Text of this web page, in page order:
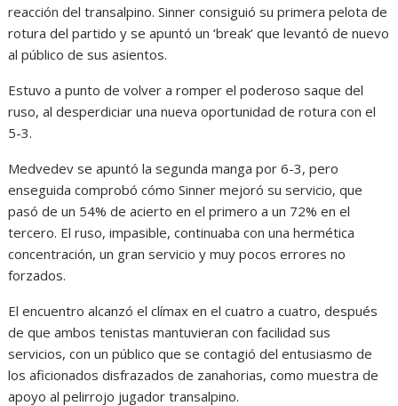
reacción del transalpino. Sinner consiguió su primera pelota de
rotura del partido y se apuntó un ‘break’ que levantó de nuevo
al público de sus asientos.
Estuvo a punto de volver a romper el poderoso saque del
ruso, al desperdiciar una nueva oportunidad de rotura con el
5-3.
Medvedev se apuntó la segunda manga por 6-3, pero
enseguida comprobó cómo Sinner mejoró su servicio, que
pasó de un 54% de acierto en el primero a un 72% en el
tercero. El ruso, impasible, continuaba con una hermética
concentración, un gran servicio y muy pocos errores no
forzados.
El encuentro alcanzó el clímax en el cuatro a cuatro, después
de que ambos tenistas mantuvieran con facilidad sus
servicios, con un público que se contagió del entusiasmo de
los aficionados disfrazados de zanahorias, como muestra de
apoyo al pelirrojo jugador transalpino.